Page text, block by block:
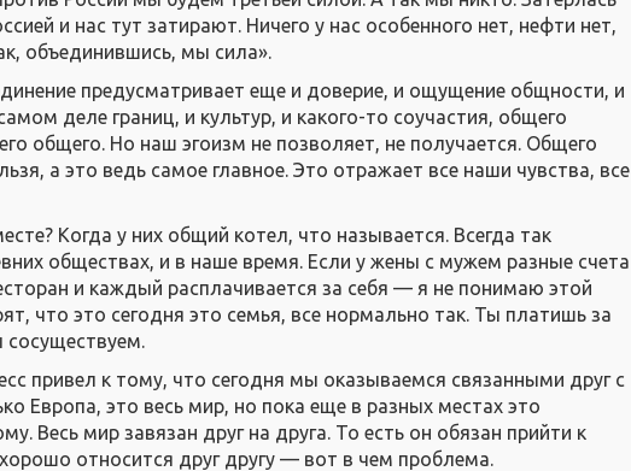
и нас тут затирают. Ничего у нас особенного нет, нефти нет,
объединившись, мы сила».
предусматривает еще и доверие, и ощущение общности, и
деле границ, и культур, и какого-то соучастия, общего
общего. Но наш эгоизм не позволяет, не получается. Общего
а это ведь самое главное. Это отражает все наши чувства, все
Когда у них общий котел, что называется. Всегда так
обществах, и в наше время. Если у жены с мужем разные счета
и каждый расплачивается за себя — я не понимаю этой
что это сегодня это семья, все нормально так. Ты платишь за
привел к тому, что сегодня мы оказываемся связанными друг с
Европа, это весь мир, но пока еще в разных местах это
Весь мир завязан друг на друга. То есть он обязан прийти к
относится друг другу — вот в чем проблема.